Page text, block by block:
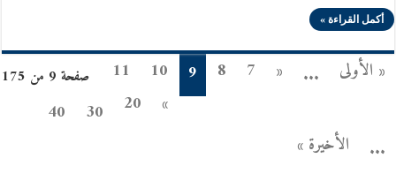
أكمل القراءة »
صفحة 9 من 175 « الأولى ...
«
7
8
9
10
11
»
20
30
40
...
الأخيرة »